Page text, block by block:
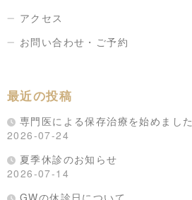
アクセス
お問い合わせ・ご予約
最近の投稿
専門医による保存治療を始めました
2026-07-24
夏季休診のお知らせ
2026-07-14
GWの休診日について